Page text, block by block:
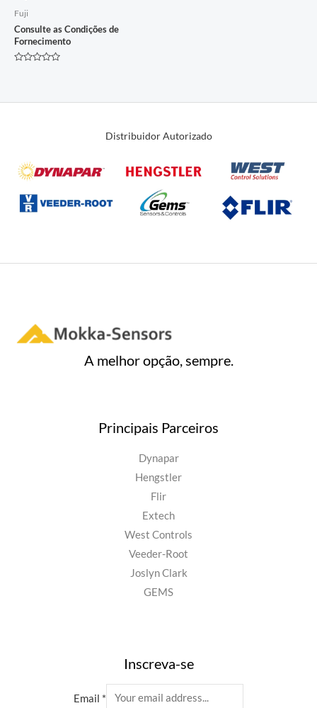
Fuji
Consulte as Condições de
Fornecimento
Distribuidor Autorizado
A melhor opção, sempre.
Principais Parceiros
Dynapar
Hengstler
Flir
Extech
West Controls
Veeder-Root
Joslyn Clark
GEMS
Inscreva-se
Email *